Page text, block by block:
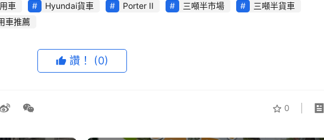
1至4月中型貨車市場較去年同期下滑；在同級主要品牌普遍面臨銷售壓力的
車 Hyundai貨車 Porter II 三噸半市場
三噸半貨車
車推薦
讚！ (0)
0